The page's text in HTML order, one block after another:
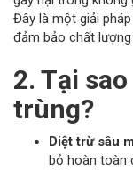
Đây là một giải
đảm bảo chất
2. Tại
trùng?
Diệt trừ sâu
bỏ hoàn toàn